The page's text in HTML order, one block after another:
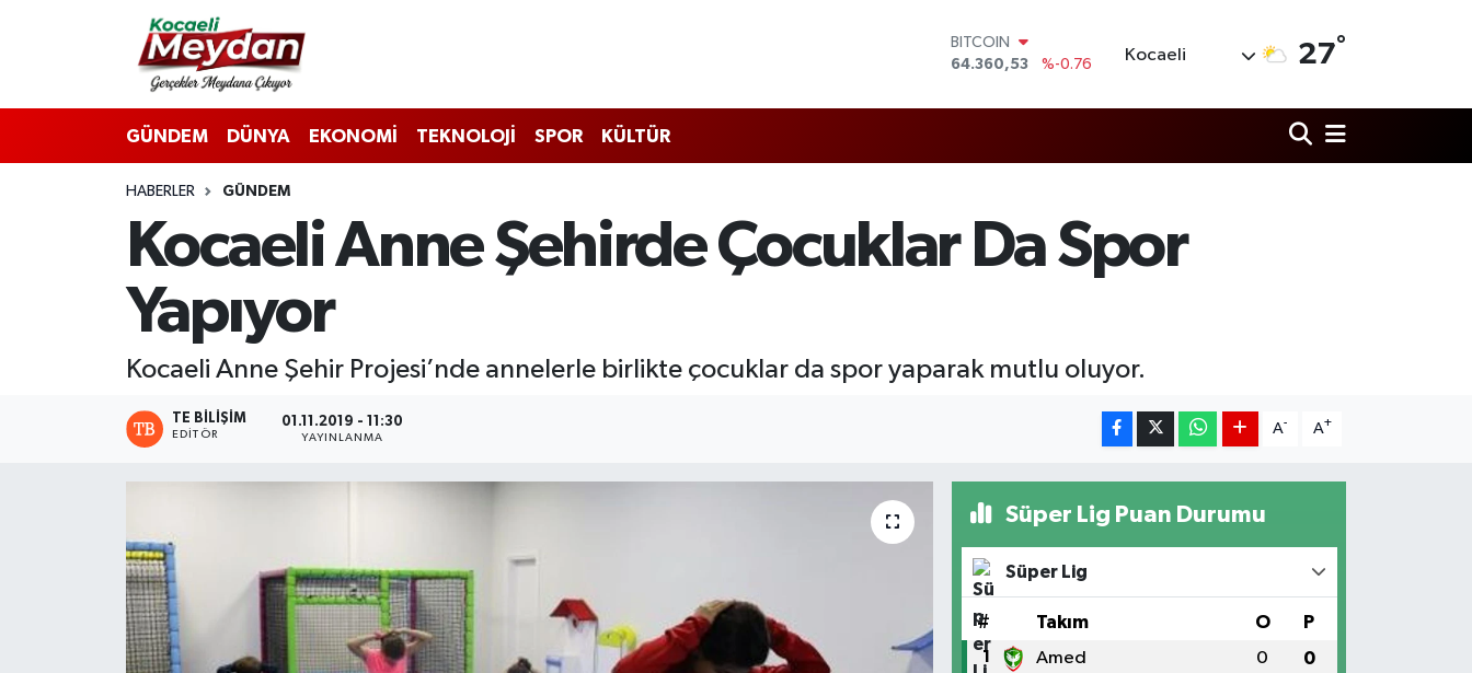
BITCOIN
64.360,53
%-0.76
47,7069
%0.17
GRAM ALTIN
6618.49
%2.12
BİST100
Kocaeli 27°
GÜNDEM DÜNYA EKONOMİ TEKNOLOJİ SPOR KÜLTÜR
HABERLER GÜNDEM
Kocaeli Anne Şehirde Çocuklar Da Spor
Yapıyor
Kocaeli Anne Şehir Projesi’nde annelerle birlikte çocuklar da spor yaparak mutlu oluyor.
TE BILIŞIM
EDITÖR
01.11.2019 - 11:30
YAYINLANMA
A- A+
Süper Lig Puan Durumu
Süper Lig
# Takım O P
1 Amed 0 0
Nöbetçi Eczaneler
Hava Durumu
Trafik Durumu
Süper Lig Puan Durumu ve Fikstür
Tüm Manşetler
Son Dakika Haberleri
Haber Arşivi